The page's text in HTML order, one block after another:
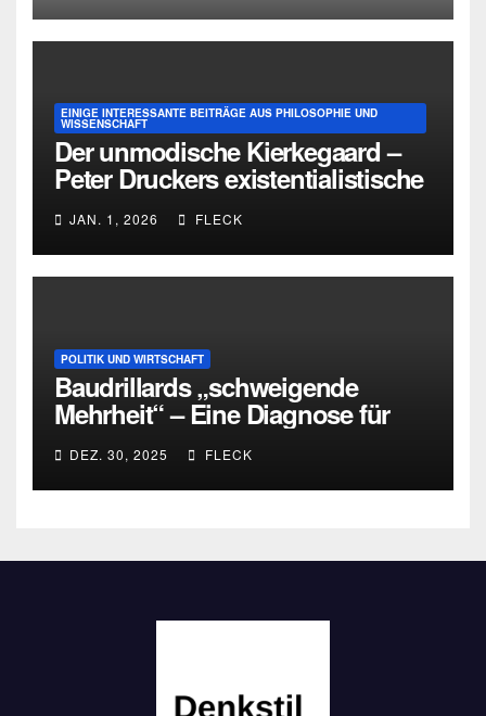
EINIGE INTERESSANTE BEITRÄGE AUS PHILOSOPHIE UND
WISSENSCHAFT
Der unmodische Kierkegaard –
Peter Druckers existentialistische
JAN. 1, 2026 FLECK
POLITIK UND WIRTSCHAFT
Baudrillards „schweigende
Mehrheit“ – Eine Diagnose für
DEZ. 30, 2025 FLECK